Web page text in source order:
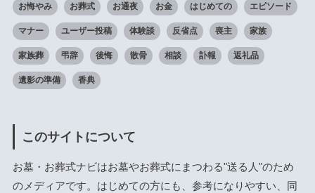
お悔やみ お葬式 お通夜 お金 はじめての エピソード
マナー ユーザー投稿 体験談 反省点 喪主 家族
家族葬 弔辞 後悔 散骨 相談 訃報 返礼品
遺影の準備 香典
このサイトについて
お墓・お葬式ナビはお墓やお葬式にまつわる"送る人"のため
のメディアです。はじめての方にも、参考になりやすい、同